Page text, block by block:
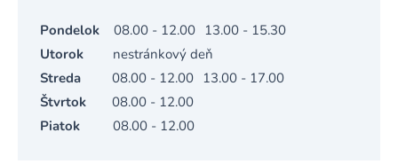
Pondelok 08.00 - 12.00 13.00 - 15.30
Utorok
nestránkový deň
Streda
08.00 - 12.00 13.00 - 17.00
Štvrtok
08.00 - 12.00
Piatok
08.00 - 12.00